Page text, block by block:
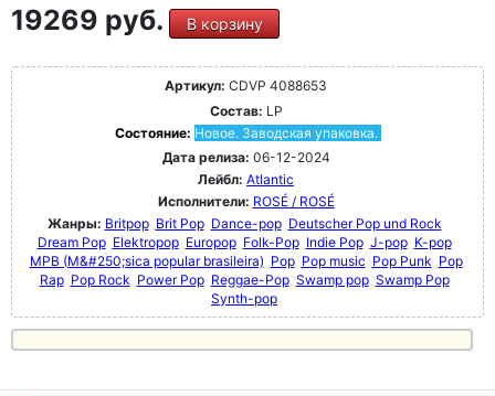
19269 руб. В корзину
Артикул: CDVP 4088653
Состав: LP
Состояние: Новое. Заводская упаковка.
Дата релиза: 06-12-2024
Лейбл: Atlantic
Исполнители: ROSÉ / ROSÉ
Жанры: Britpop Brit Pop Dance-pop Deutscher Pop und Rock
Dream Pop Elektropop Europop Folk-Pop Indie Pop J-pop K-pop
MPB (M&#250;sica popular brasileira) Pop Pop music Pop Punk Pop
Rap Pop Rock Power Pop Reggae-Pop Swamp pop Swamp Pop
Synth-pop